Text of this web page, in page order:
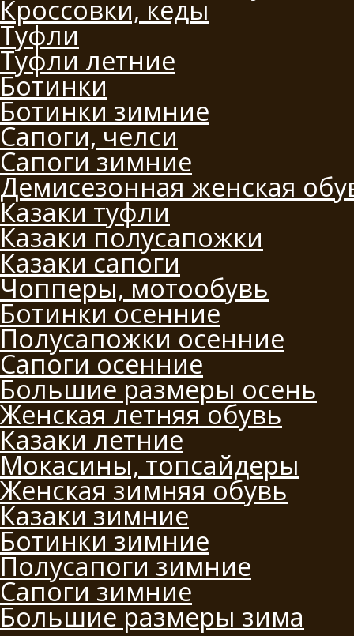
Кроссовки, кеды
Туфли
Туфли летние
Ботинки
Ботинки зимние
Сапоги, челси
Сапоги зимние
Демисезонная женская
Казаки туфли
Казаки полусапожки
Казаки сапоги
Чопперы, мотообувь
Ботинки осенние
Полусапожки осенние
Сапоги осенние
Большие размеры осень
Женская летняя обувь
Казаки летние
Мокасины, топсайдеры
Женская зимняя обувь
Казаки зимние
Ботинки зимние
Полусапоги зимние
Сапоги зимние
Большие размеры зима